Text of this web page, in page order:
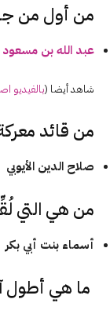
من أول من
عبد الله بن مسعود
شاهد أيضا (بالفيديو
من قائد
صلاح الدين الأيوبي
من هي التي
أسماء بنت أبي بكر
ما هي أطول